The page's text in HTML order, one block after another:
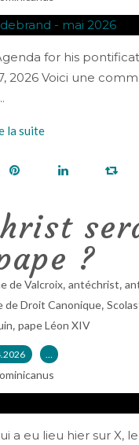
for his
2026 Voici une
la suite
?
de Valcroix, antéchrist,
de Droit Canonique,
, pape Léon XIV
…
a eu lieu hier sur X,